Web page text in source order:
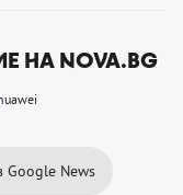
NOVA.BG
Google News